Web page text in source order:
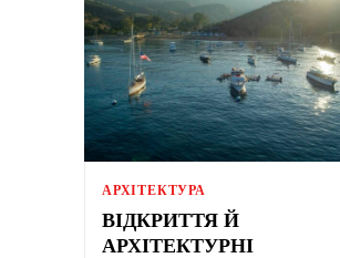
АРХІТЕКТУРА
ВІДКРИТТЯ Й
АРХІТЕКТУРНІ